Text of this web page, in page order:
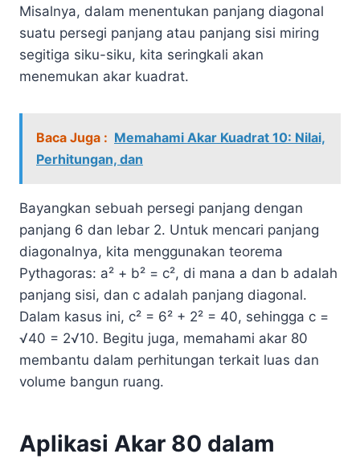
Misalnya, dalam menentukan panjang diagonal
suatu persegi panjang atau panjang sisi miring
segitiga siku-siku, kita seringkali akan
menemukan akar kuadrat.
Baca Juga : Memahami Akar Kuadrat 10: Nilai,
Perhitungan, dan
Bayangkan sebuah persegi panjang dengan
panjang 6 dan lebar 2. Untuk mencari panjang
diagonalnya, kita menggunakan teorema
Pythagoras: a² + b² = c², di mana a dan b adalah
panjang sisi, dan c adalah panjang diagonal.
Dalam kasus ini, c² = 6² + 2² = 40, sehingga c =
√40 = 2√10. Begitu juga, memahami akar 80
membantu dalam perhitungan terkait luas dan
volume bangun ruang.
Aplikasi Akar 80 dalam